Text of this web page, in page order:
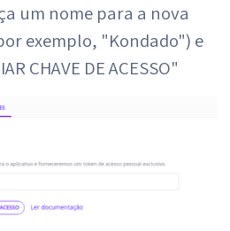
um nome para a nova
exemplo, "Kondado") e
CHAVE DE ACESSO"